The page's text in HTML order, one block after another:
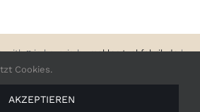
with♥in bavaria bymehler-tuchfabrik.de|
|Datenschutz
Cookies.
AKZEPTIEREN